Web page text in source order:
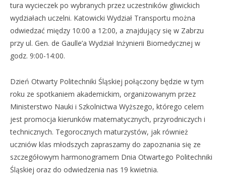
tura wycieczek po wybranych przez uczestników gliwickich
wydziałach uczelni. Katowicki Wydział Transportu można
odwiedzać między 10:00 a 12:00, a znajdujący się w Zabrzu
przy ul. Gen. de Gaulle’a Wydział Inżynierii Biomedycznej w
godz. 9:00-14:00.
Dzień Otwarty Politechniki Śląskiej połączony będzie w tym
roku ze spotkaniem akademickim, organizowanym przez
Ministerstwo Nauki i Szkolnictwa Wyższego, którego celem
jest promocja kierunków matematycznych, przyrodniczych i
technicznych. Tegorocznych maturzystów, jak również
uczniów klas młodszych zapraszamy do zapoznania się ze
szczegółowym harmonogramem Dnia Otwartego Politechniki
Śląskiej oraz do odwiedzenia nas 19 kwietnia.